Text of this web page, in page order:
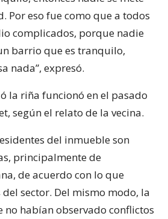
Por eso fue como que a todos
complicados, porque nadie
barrio que es tranquilo,
nada”, expresó.
la riña funcionó en el pasado
según el relato de la vecina.
del inmueble son
principalmente de
de acuerdo con lo que
del sector. Del mismo modo, la
no habían observado conflictos